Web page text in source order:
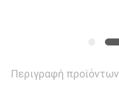
Περιγραφή προϊόντων